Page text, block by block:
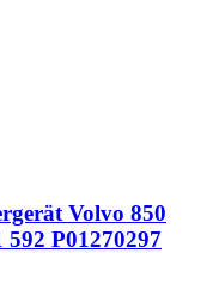
Volvo 850
592 P01270297